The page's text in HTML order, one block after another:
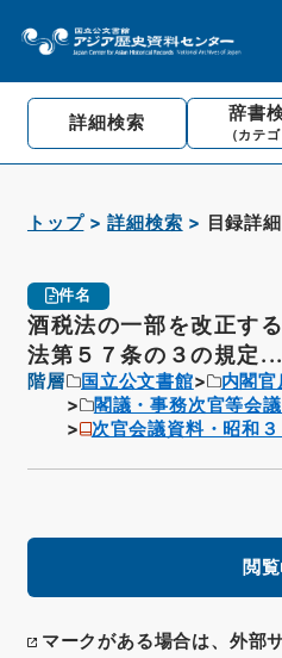
詳細検索 辞書
（カテゴ
トップ 詳細検索 目録詳細
件名
酒税法の一部を改正す
法第５７条の３の規定...
階層 国立公文書館 内閣官
閣議・事務次官等会
次官会議資料・昭和
閲覧
マークがある場合は、外部